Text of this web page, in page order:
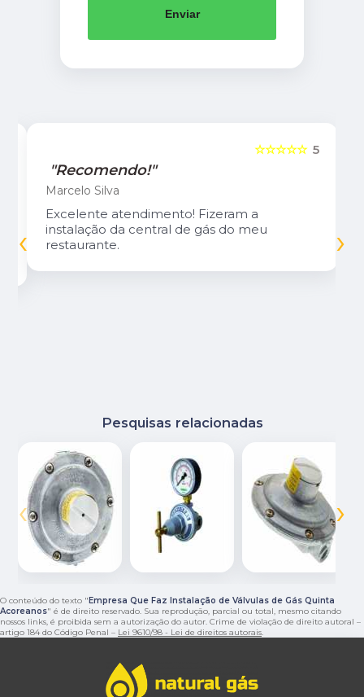
Enviar
5
☆☆☆☆☆
"Recomendo!"
Marcelo Silva
Excelente atendimento! Fizeram a
instalação da central de gás do meu
restaurante.
‹ ›
Pesquisas relacionadas
‹ ›
O conteúdo do texto "Empresa Que Faz Instalação de Válvulas de Gás Quinta
Acoreanos" é de direito reservado. Sua reprodução, parcial ou total, mesmo citando
nossos links, é proibida sem a autorização do autor. Crime de violação de direito autoral –
artigo 184 do Código Penal – Lei 9610/98 - Lei de direitos autorais.